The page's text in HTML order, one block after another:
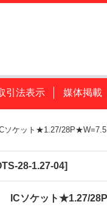
引法表示 媒体掲載
ソケット★1.27/
28-1.27-04]
ICソケット★1.27/